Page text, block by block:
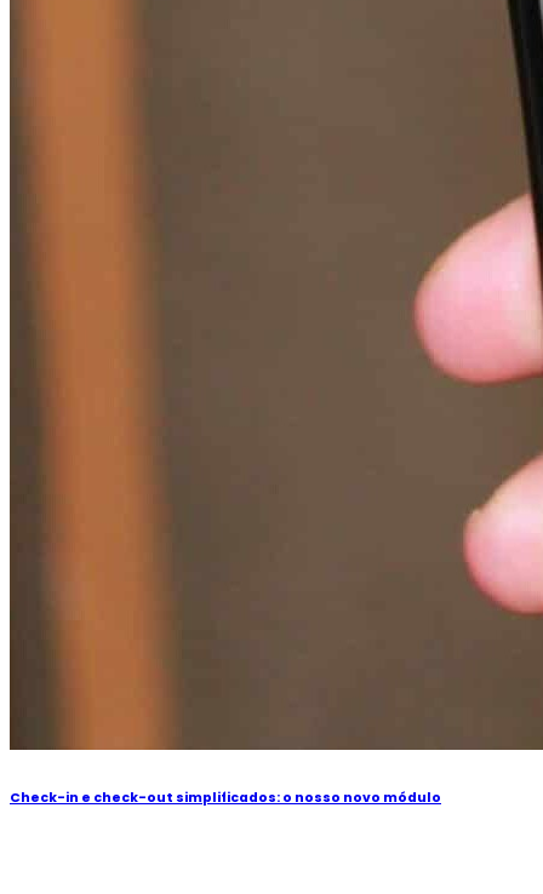
Check-in e check-out simplificados: o nosso novo módulo